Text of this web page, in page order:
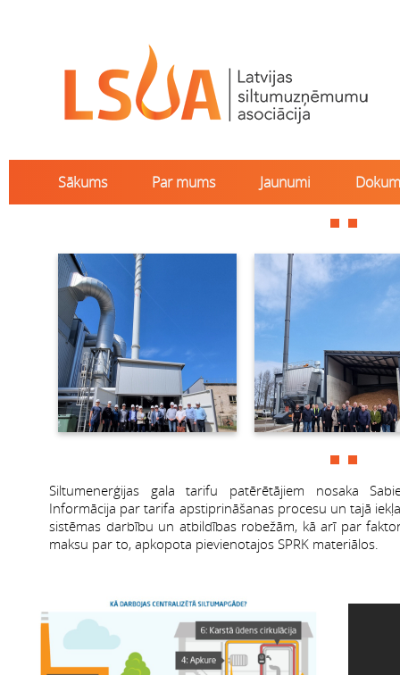
Sākums Par mums Jaunumi
Siltumenerģijas gala tarifu patērētājiem nosaka
Informācija par tarifa apstiprināšanas procesu un tajā
sistēmas darbību un atbildības robežām, kā arī par
maksu par to, apkopota pievienotajos SPRK materiālos.